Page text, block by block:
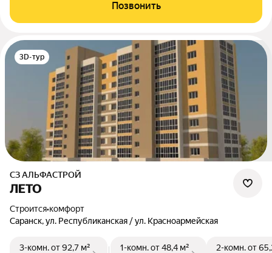
Позвонить
3D-тур
СЗ АЛЬФАСТРОЙ
ЛЕТО
Строится•комфорт
Саранск, ул. Республиканская / ул. Красноармейская
3-комн.от 92,7 м²
1-комн.от 48,4 м²
2-комн.от